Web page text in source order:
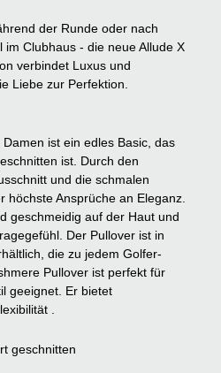
der Runde oder nach
Clubhaus - die neue Allude X
verbindet Luxus und
Liebe zur Perfektion.
ist ein edles Basic, das
ist. Durch den
und die schmalen
höchste Ansprüche an Eleganz.
geschmeidig auf der Haut und
Der Pullover ist in
die zu jedem Golfer-
Pullover ist perfekt für
geeignet. Er bietet
.
geschnitten